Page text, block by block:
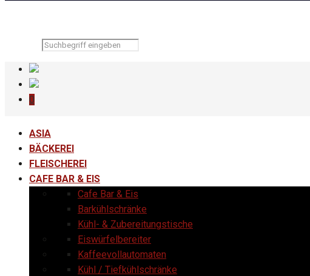
0
ASIA
BÄCKEREI
FLEISCHEREI
CAFE BAR & EIS
Cafe Bar & Eis
Barkühlschränke
Kühl- & Zubereitungstische
Eiswürfelbereiter
Kaffeevollautomaten
Kühl / Tiefkühlschränke